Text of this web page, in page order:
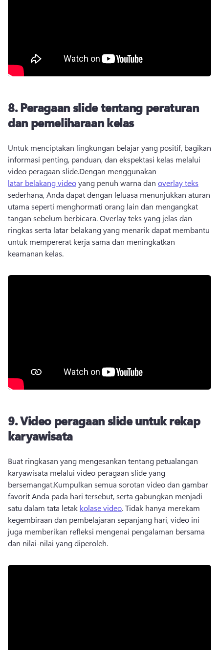
8.Peragaan slide tentang peraturan
dan pemeliharaan kelas
Untuk menciptakan lingkungan belajar yang positif, bagikan
informasi penting, panduan, dan ekspektasi kelas melalui
video peragaan slide.Dengan menggunakan
latar belakang video yang penuh warna dan overlay teks
sederhana, Anda dapat dengan leluasa menunjukkan aturan
utama seperti menghormati orang lain dan mengangkat
tangan sebelum berbicara. Overlay teks yang jelas dan
ringkas serta latar belakang yang menarik dapat membantu
untuk mempererat kerja sama dan meningkatkan
keamanan kelas.
9.Video peragaan slide untuk rekap
karyawisata
Buat ringkasan yang mengesankan tentang petualangan
karyawisata melalui video peragaan slide yang
bersemangat.Kumpulkan semua sorotan video dan gambar
favorit Anda pada hari tersebut, serta gabungkan menjadi
satu dalam tata letak kolase video. Tidak hanya merekam
kegembiraan dan pembelajaran sepanjang hari, video ini
juga memberikan refleksi mengenai pengalaman bersama
dan nilai-nilai yang diperoleh.